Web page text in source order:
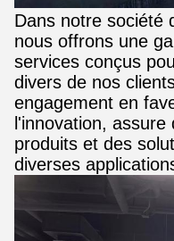
Dans notre société
nous offrons une
services conçus
divers de nos
engagement en
l'innovation, assure
produits et des
diverses